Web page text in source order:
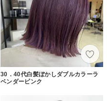
30．40代白髪ぼかしダブルカラーラ
ベンダーピンク